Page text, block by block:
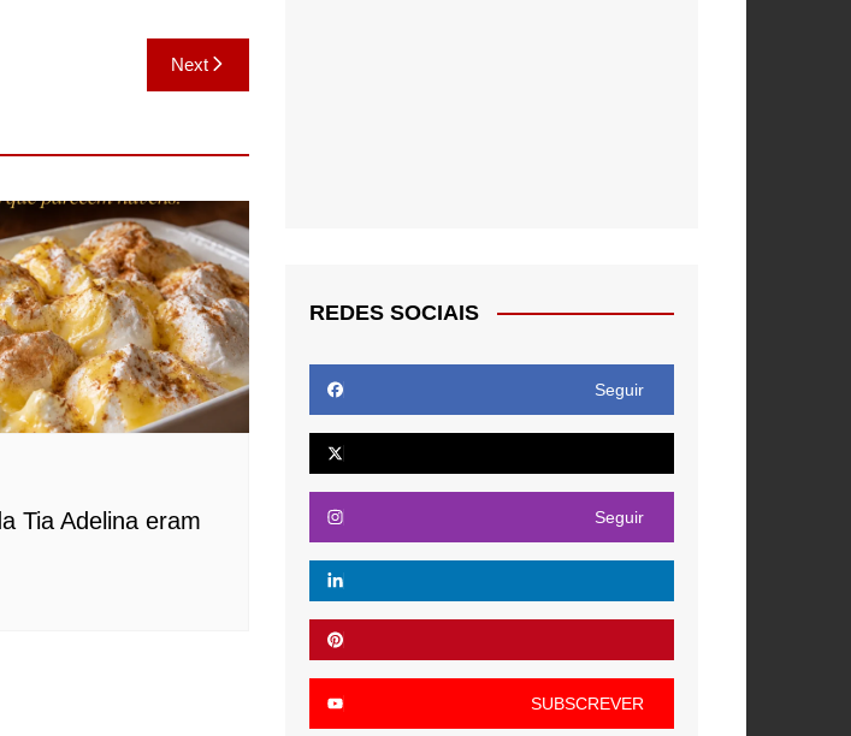
Next
Tia Adelina eram
REDES SOCIAIS
Seguir
Seguir
SUBSCREVER